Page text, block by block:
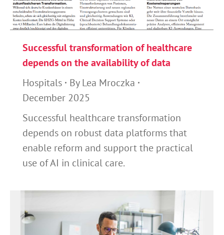
Successful transformation of healthcare
depends on the availability of data
Hospitals
ByLea Mroczka
December 2025
Successful healthcare transformation
depends on robust data platforms that
enable reform and support the practical
use of AI in clinical care.